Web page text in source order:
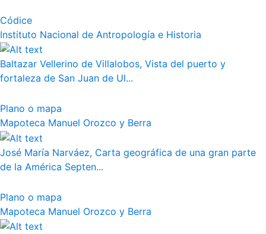
Códice
Instituto Nacional de Antropología e Historia
Baltazar Vellerino de Villalobos, Vista del puerto y
fortaleza de San Juan de Ul...
Plano o mapa
Mapoteca Manuel Orozco y Berra
José María Narváez, Carta geográfica de una gran parte
de la América Septen...
Plano o mapa
Mapoteca Manuel Orozco y Berra